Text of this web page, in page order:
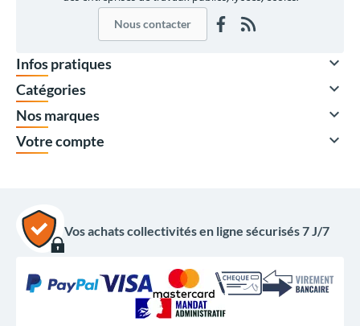
À partir de
496,00 €HT
Quantité
Prix unitaire HT
Nous contacter
Infos pratiques 
Catégories 
Nos marques 
Votre compte 
Vos achats collectivités en ligne sécurisés 7 J/7